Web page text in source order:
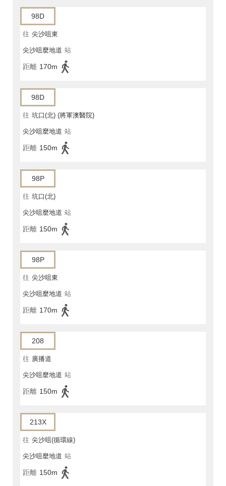
98D
往 尖沙咀東
尖沙咀麼地道 站
距離 170m
98D
往 坑口(北) (將軍澳醫院)
尖沙咀麼地道 站
距離 150m
98P
往 坑口(北)
尖沙咀麼地道 站
距離 150m
98P
往 尖沙咀東
尖沙咀麼地道 站
距離 170m
208
往 廣播道
尖沙咀麼地道 站
距離 150m
213X
往 尖沙咀(循環線)
尖沙咀麼地道 站
距離 150m